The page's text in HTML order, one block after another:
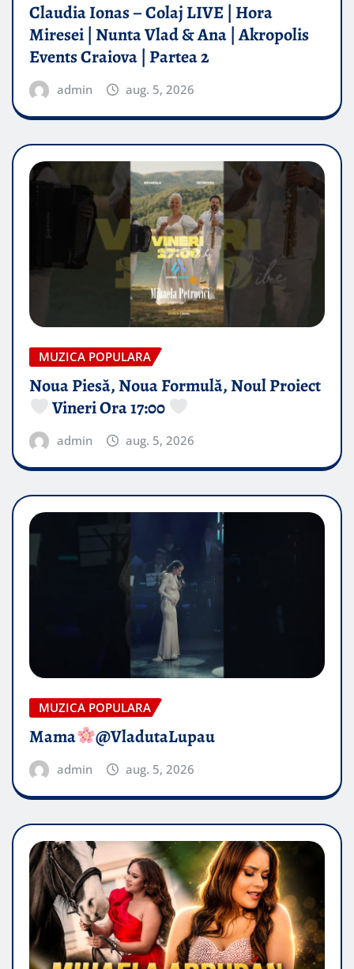
Claudia Ionas – Colaj LIVE | Hora
Miresei | Nunta Vlad & Ana | Akropolis
Events Craiova | Partea 2
admin aug. 5, 2026
MUZICA POPULARA
Noua Piesă, Noua Formulă, Noul Proiect
Vineri Ora 17:00
admin aug. 5, 2026
MUZICA POPULARA
Mama @VladutaLupau
admin aug. 5, 2026